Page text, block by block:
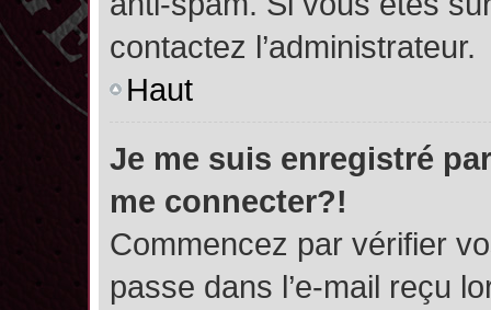
contactez l’administrateur.
Haut
Je me suis enregistré
me connecter?!
Commencez par vérifier
passe dans l’e-mail reçu